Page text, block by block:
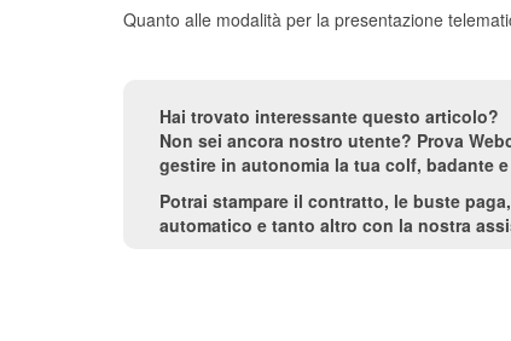
Quanto alle modalità per la presentazione
Hai trovato interessante questo articolo?
Non sei ancora nostro utente? Prova
gestire in autonomia la tua colf, badante
Potrai stampare il contratto, le buste
automatico e tanto altro con la nostra